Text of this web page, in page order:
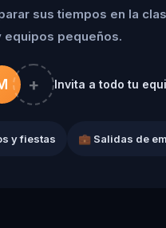
sus tiempos en la
equipos pequeños.
+ Invita a todo tu
y fiestas 💼 Salidas de